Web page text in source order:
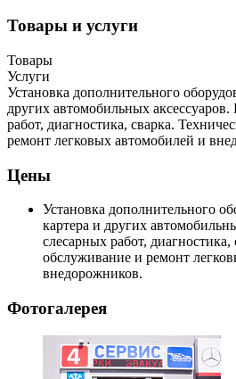
Товары и услуги
Товары
Услуги
Установка дополнительного
других автомобильных
работ, диагностика, сварка.
ремонт легковых автомобилей и
Цены
Установка дополнительного
картера и других
слесарных работ, диагностика,
обслуживание и ремонт
внедорожников.
Фотогалерея